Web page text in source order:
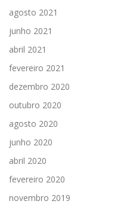
agosto 2021
junho 2021
abril 2021
fevereiro 2021
dezembro 2020
outubro 2020
agosto 2020
junho 2020
abril 2020
fevereiro 2020
novembro 2019